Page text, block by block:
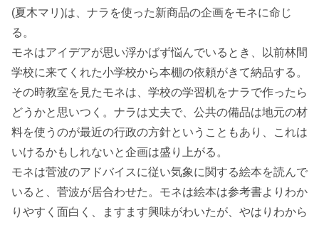
(夏木マリ)は、ナラを使った新商品の企画をモネに命じ
る。
モネはアイデアが思い浮かばず悩んでいるとき、以前林間
学校に来てくれた小学校から本棚の依頼がきて納品する。
その時教室を見たモネは、学校の学習机をナラで作ったら
どうかと思いつく。ナラは丈夫で、公共の備品は地元の材
料を使うのが最近の行政の方針ということもあり、これは
いけるかもしれないと企画は盛り上がる。
モネは菅波のアドバイスに従い気象に関する絵本を読んで
いると、菅波が居合わせた。モネは絵本は参考書よりわか
りやすく面白く、ますます興味がわいたが、やはりわから